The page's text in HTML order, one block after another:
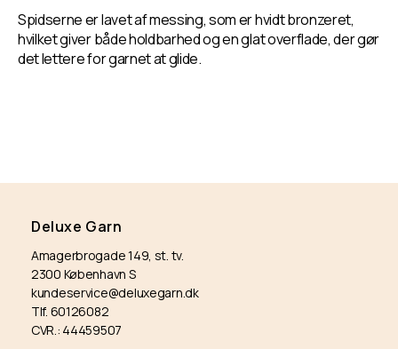
Spidserne er lavet af messing, som er hvidt bronzeret,
hvilket giver både holdbarhed og en glat overflade, der gør
det lettere for garnet at glide.
Deluxe Garn
Amagerbrogade 149, st. tv.
2300 København S
kundeservice@deluxegarn.dk
Tlf. 60126082
CVR.: 44459507